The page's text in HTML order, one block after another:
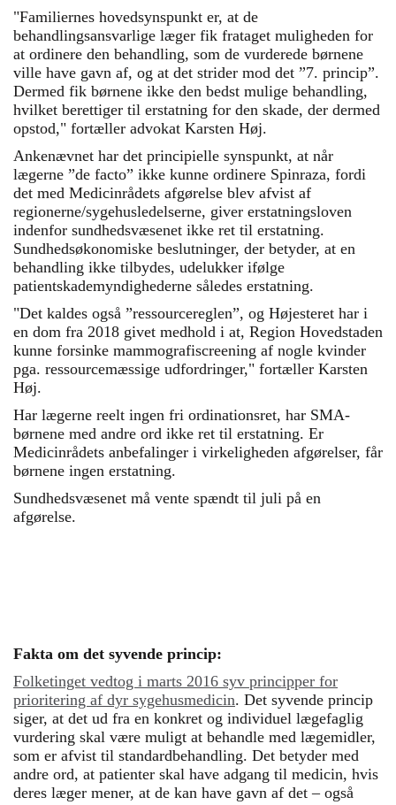
"Familiernes hovedsynspunkt er, at de
behandlingsansvarlige læger fik frataget muligheden for
at ordinere den behandling, som de vurderede børnene
ville have gavn af, og at det strider mod det ”7. princip”.
Dermed fik børnene ikke den bedst mulige behandling,
hvilket berettiger til erstatning for den skade, der dermed
opstod," fortæller advokat Karsten Høj.
Ankenævnet har det principielle synspunkt, at når
lægerne ”de facto” ikke kunne ordinere Spinraza, fordi
det med Medicinrådets afgørelse blev afvist af
regionerne/sygehusledelserne, giver erstatningsloven
indenfor sundhedsvæsenet ikke ret til erstatning.
Sundhedsøkonomiske beslutninger, der betyder, at en
behandling ikke tilbydes, udelukker ifølge
patientskademyndighederne således erstatning.
"Det kaldes også ”ressourcereglen”, og Højesteret har i
en dom fra 2018 givet medhold i at, Region Hovedstaden
kunne forsinke mammografiscreening af nogle kvinder
pga. ressourcemæssige udfordringer," fortæller Karsten
Høj.
Har lægerne reelt ingen fri ordinationsret, har SMA-
børnene med andre ord ikke ret til erstatning. Er
Medicinrådets anbefalinger i virkeligheden afgørelser, får
børnene ingen erstatning.
Sundhedsvæsenet må vente spændt til juli på en
afgørelse.
Fakta om det syvende princip:
Folketinget vedtog i marts 2016 syv principper for
prioritering af dyr sygehusmedicin. Det syvende princip
siger, at det ud fra en konkret og individuel lægefaglig
vurdering skal være muligt at behandle med lægemidler,
som er afvist til standardbehandling. Det betyder med
andre ord, at patienter skal have adgang til medicin, hvis
deres læger mener, at de kan have gavn af det – også